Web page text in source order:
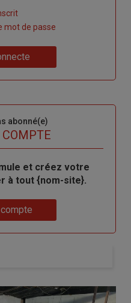
mot de passe
abonné(e)
et créez votre
à tout {nom-site}.